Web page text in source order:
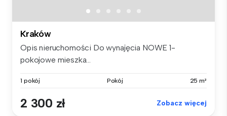
Kraków
Opis nieruchomości Do wynajęcia NOWE 1-
pokojowe mieszka...
1 pokój Pokój 25 m²
2 300 zł Zobacz więcej